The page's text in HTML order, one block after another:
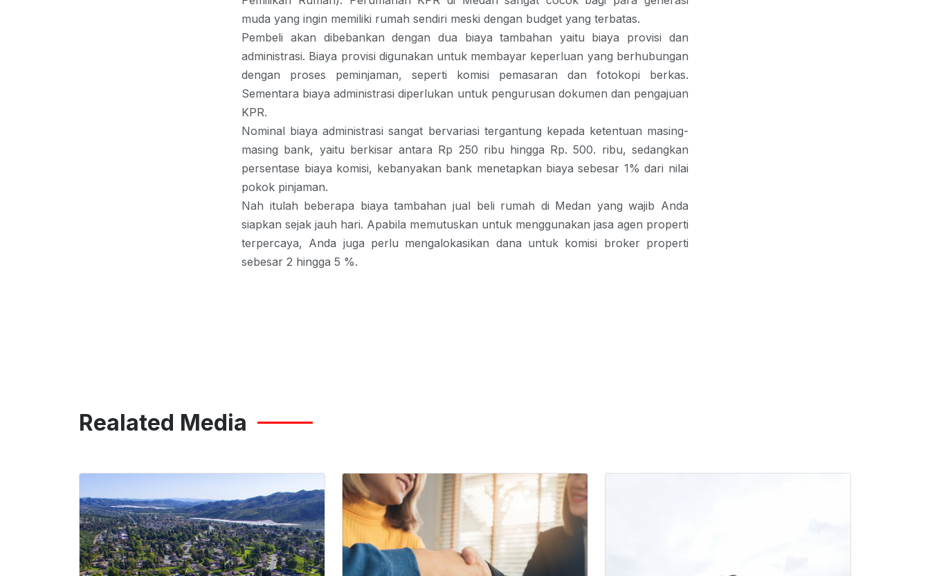
muda yang ingin memiliki rumah sendiri meski dengan budget yang terbatas.
Pembeli akan dibebankan dengan dua biaya tambahan yaitu biaya provisi dan
administrasi. Biaya provisi digunakan untuk membayar keperluan yang berhubungan
dengan proses peminjaman, seperti komisi pemasaran dan fotokopi berkas.
Sementara biaya administrasi diperlukan untuk pengurusan dokumen dan pengajuan
KPR.
Nominal biaya administrasi sangat bervariasi tergantung kepada ketentuan masing-
masing bank, yaitu berkisar antara Rp 250 ribu hingga Rp. 500. ribu, sedangkan
persentase biaya komisi, kebanyakan bank menetapkan biaya sebesar 1% dari nilai
pokok pinjaman.
Nah itulah beberapa biaya tambahan jual beli rumah di Medan yang wajib Anda
siapkan sejak jauh hari. Apabila memutuskan untuk menggunakan jasa agen properti
terpercaya, Anda juga perlu mengalokasikan dana untuk komisi broker properti
sebesar 2 hingga 5 %.
Realated Media